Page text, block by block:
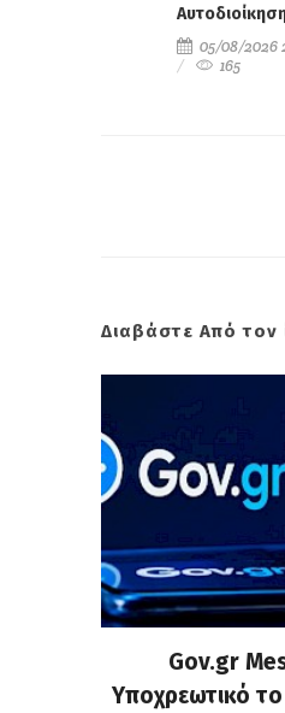
05/08/2026
165
Διαβάστε Από τον
Gov.gr
Υποχρεωτικό